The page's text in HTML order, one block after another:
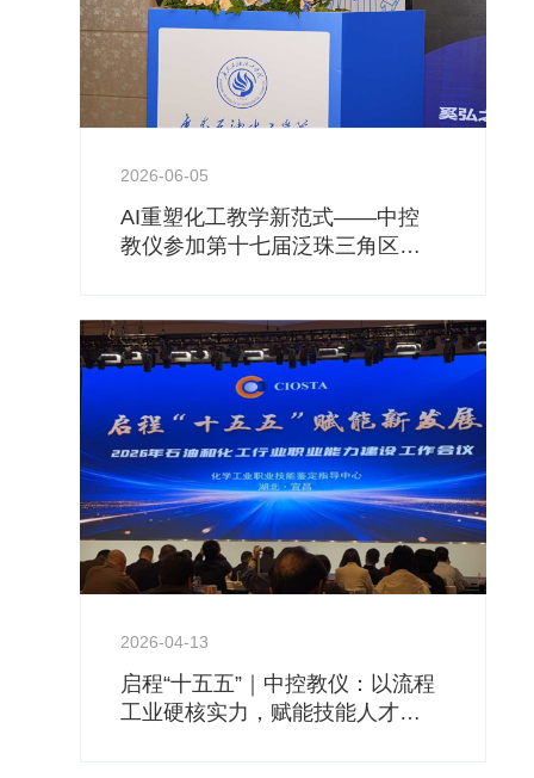
2026-06-05
AI重塑化工教学新范式——中控
教仪参加第十七届泛珠三角区
2026-04-13
启程“十五五”｜中控教仪：以流程
工业硬核实力，赋能技能人才新